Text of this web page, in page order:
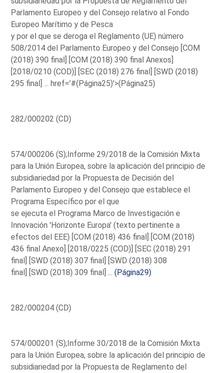
Parlamento Europeo y del Consejo relativo al Fondo
Europeo Marítimo y de Pesca
y por el que se deroga el Reglamento (UE) número
508/2014 del Parlamento Europeo y del Consejo [COM
(2018) 390 final] [COM (2018) 390 final Anexos]
[2018/0210 (COD)] [SEC (2018) 276 final] [SWD (2018)
295 final] ...href='#(Página25)'>(Página25)
282/000202 (CD)
574/000206 (S);Informe 29/2018 de la Comisión Mixta
para la Unión Europea, sobre la aplicación del principio de
subsidiariedad por la Propuesta de Decisión del
Parlamento Europeo y del Consejo que establece el
Programa Específico por el que
se ejecuta el Programa Marco de Investigación e
Innovación 'Horizonte Europa' (texto pertinente a
efectos del EEE) [COM (2018) 436 final] [COM (2018)
436 final Anexo] [2018/0225 (COD)] [SEC (2018) 291
final] [SWD (2018) 307 final] [SWD (2018) 308
final] [SWD (2018) 309 final] ...(Página29)
282/000204 (CD)
574/000201 (S);Informe 30/2018 de la Comisión Mixta
para la Unión Europea, sobre la aplicación del principio de
subsidiariedad por la Propuesta de Reglamento del